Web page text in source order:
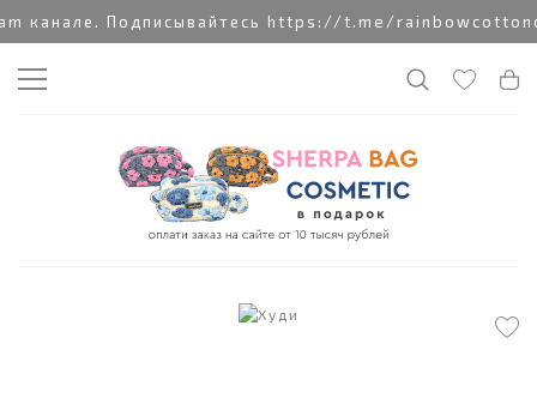
канале. Подписывайтесь https://t.me/